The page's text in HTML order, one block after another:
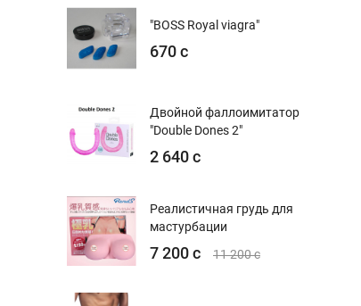
"BOSS Royal viagra"
670 с
Двойной фаллоимитатор
"Double Dones 2"
2 640 с
Реалистичная грудь для
мастурбации
7 200 с 11 200 с